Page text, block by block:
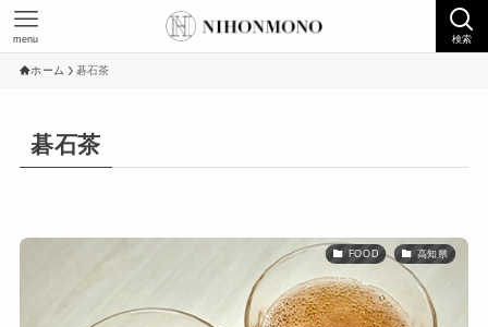
検索
menu
ホーム 碁石茶
碁石茶
FOOD 高知県